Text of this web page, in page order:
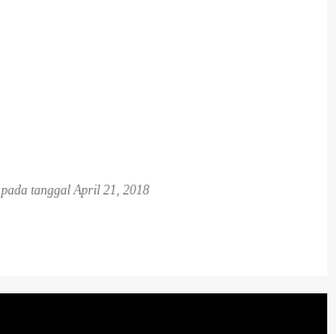
pada tanggalApril 21, 2018